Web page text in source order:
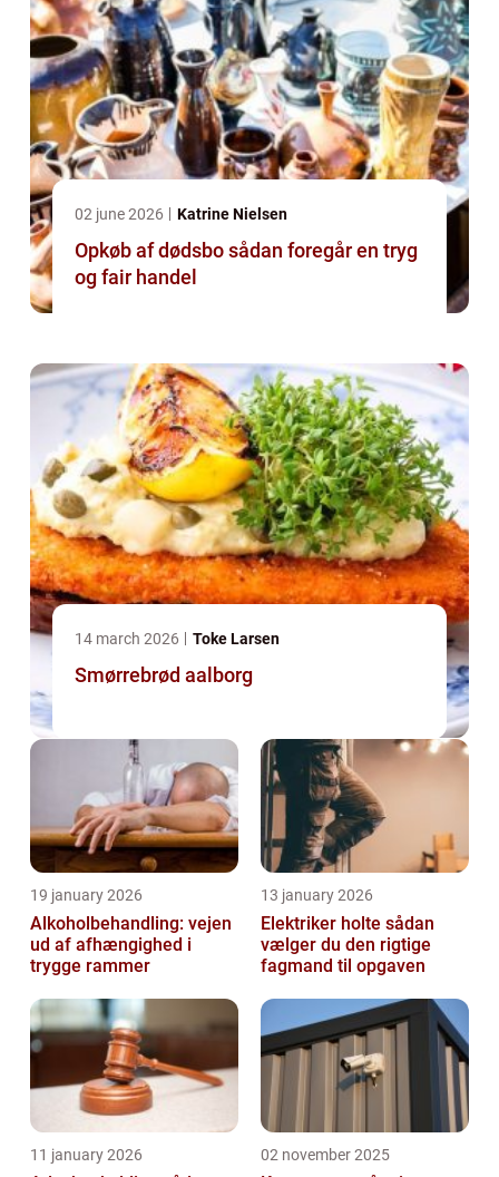
02 june 2026 Katrine Nielsen
Opkøb af dødsbo sådan foregår en tryg
og fair handel
14 march 2026 Toke Larsen
Smørrebrød aalborg
19 january 2026
Alkoholbehandling: vejen
ud af afhængighed i
trygge rammer
13 january 2026
Elektriker holte sådan
vælger du den rigtige
fagmand til opgaven
11 january 2026 02 november 2025